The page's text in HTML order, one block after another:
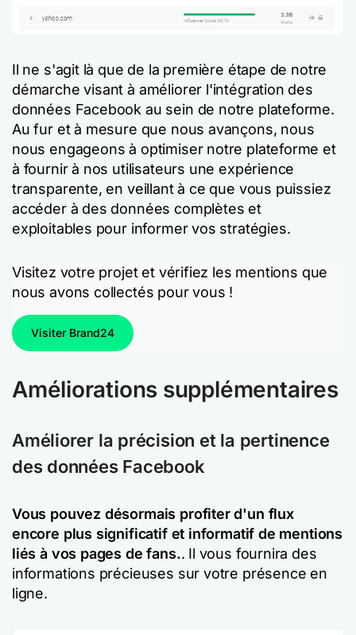
Il ne s'agit là que de la première étape de notre
démarche visant à améliorer l'intégration des
données Facebook au sein de notre plateforme.
Au fur et à mesure que nous avançons, nous
nous engageons à optimiser notre plateforme et
à fournir à nos utilisateurs une expérience
transparente, en veillant à ce que vous puissiez
accéder à des données complètes et
exploitables pour informer vos stratégies.
Visitez votre projet et vérifiez les mentions que
nous avons collectés pour vous !
Visiter Brand24
Améliorations supplémentaires
Améliorer la précision et la pertinence
des données Facebook
Vous pouvez désormais profiter d'un flux
encore plus significatif et informatif de mentions
liés à vos pages de fans.. Il vous fournira des
informations précieuses sur votre présence en
ligne.